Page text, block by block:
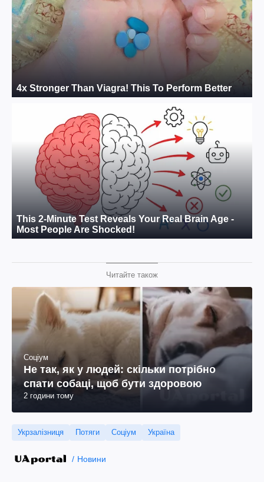
Читайте також
Соціум
Не так, як у людей: скільки потрібно
спати собаці, щоб бути здоровою
2 години тому
Укрзалізниця Потяги Соціум Україна
Новини